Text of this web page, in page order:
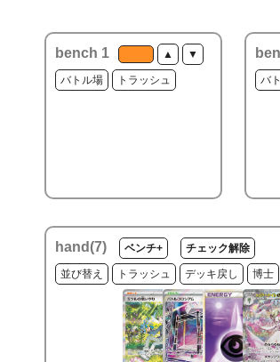
bench 1 ▲ ▼
バトル場 トラッシュ バ
hand(7) ベンチ+ チェック解除
並び替え トラッシュ デッキ戻し 博士